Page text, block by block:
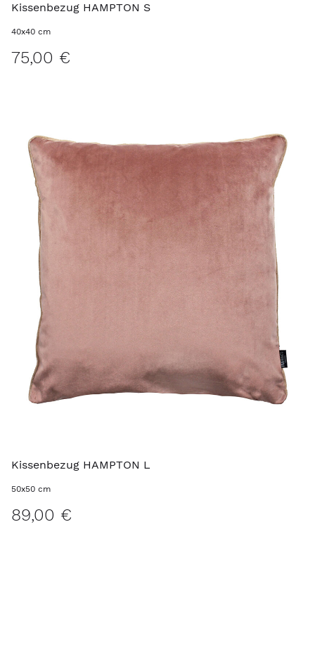
Kissenbezug HAMPTON S
40x40 cm
75,00 €
Kissenbezug HAMPTON L
50x50 cm
89,00 €